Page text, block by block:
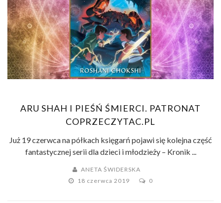
ARU SHAH I PIEŚŃ ŚMIERCI. PATRONAT
COPRZECZYTAC.PL
Już 19 czerwca na półkach księgarń pojawi się kolejna część
fantastycznej serii dla dzieci i młodzieży – Kronik ...
ANETA ŚWIDERSKA
18 czerwca 2019
0